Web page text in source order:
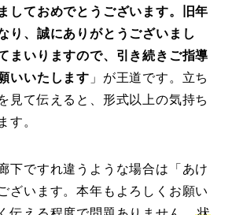
しておめでとうございます。旧年
り、誠にありがとうございまし
まいりますので、引き続きご指導
いいたします 」が王道です。立ち
見て伝えると、形式以上の気持ち
す。
下ですれ違うような場合は「あけ
ざいます。本年もよろしくお願い